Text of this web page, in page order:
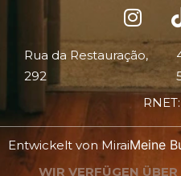
Rua da Restauração,
292
Entwickelt von MiraiMeine
WIR VERFÜGEN